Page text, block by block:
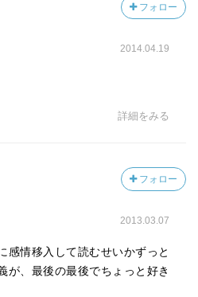
に戦の勝機を逃すことがある。
たり、兵を死なせたショックか
12年も耐えて、この戦までこ
12年かけて熟成させたのであ
のために頼義との戦に臨むこ
めに、東北の民の命が何千と失
フォロー
2014.04.19
詳細をみる
フォロー
2013.03.07
感情移入して読むせいかずっと
が、最後の最後でちょっと好き